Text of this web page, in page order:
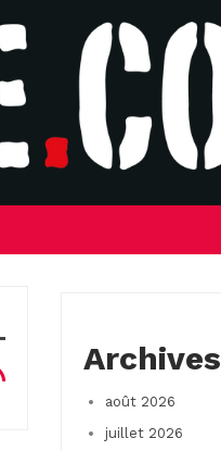
Archives
août 2026
juillet 2026